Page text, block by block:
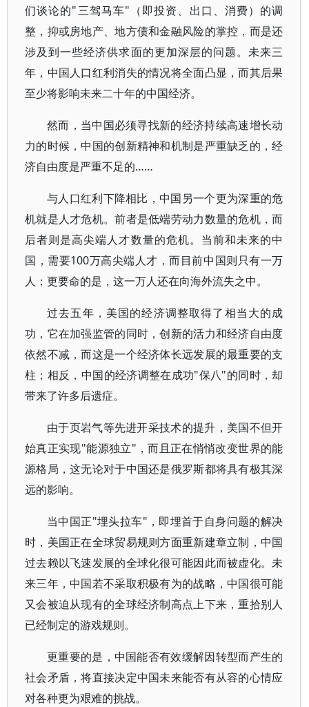
们谈论的"三驾马车"（即投资、出口、消费）的调
整，抑或房地产、地方债和金融风险的掌控，而是还
涉及到一些经济供求面的更加深层的问题。未来三
年，中国人口红利消失的情况将全面凸显，而其后果
至少将影响未来二十年的中国经济。
然而，当中国必须寻找新的经济持续高速增长动
力的时候，中国的创新精神和机制是严重缺乏的，经
济自由度是严重不足的……
与人口红利下降相比，中国另一个更为深重的危
机就是人才危机。前者是低端劳动力数量的危机，而
后者则是高尖端人才数量的危机。当前和未来的中
国，需要100万高尖端人才，而目前中国则只有一万
人；更要命的是，这一万人还在向海外流失之中。
过去五年，美国的经济调整取得了相当大的成
功，它在加强监管的同时，创新的活力和经济自由度
依然不减，而这是一个经济体长远发展的最重要的支
柱；相反，中国的经济调整在成功"保八"的同时，却
带来了许多后遗症。
由于页岩气等先进开采技术的提升，美国不但开
始真正实现"能源独立"，而且正在悄悄改变世界的能
源格局，这无论对于中国还是俄罗斯都将具有极其深
远的影响。
当中国正"埋头拉车"，即埋首于自身问题的解决
时，美国正在全球贸易规则方面重新建章立制，中国
过去赖以飞速发展的全球化很可能因此而被虚化。未
来三年，中国若不采取积极有为的战略，中国很可能
又会被迫从现有的全球经济制高点上下来，重拾别人
已经制定的游戏规则。
更重要的是，中国能否有效缓解因转型而产生的
社会矛盾，将直接决定中国未来能否有从容的心情应
对各种更为艰难的挑战。